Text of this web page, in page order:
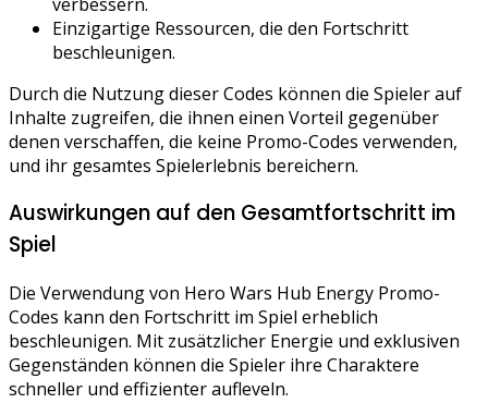
Einzigartige Ressourcen, die den Fortschritt
beschleunigen.
Durch die Nutzung dieser Codes können die Spieler auf
Inhalte zugreifen, die ihnen einen Vorteil gegenüber
denen verschaffen, die keine Promo-Codes verwenden,
und ihr gesamtes Spielerlebnis bereichern.
Auswirkungen auf den Gesamtfortschritt im
Spiel
Die Verwendung von Hero Wars Hub Energy Promo-
Codes kann den Fortschritt im Spiel erheblich
beschleunigen. Mit zusätzlicher Energie und exklusiven
Gegenständen können die Spieler ihre Charaktere
schneller und effizienter aufleveln.